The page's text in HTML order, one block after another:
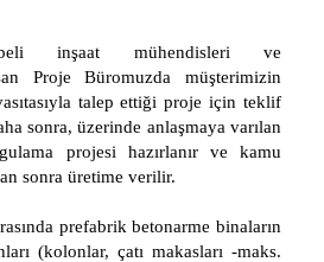
inşaat mühendisleri ve
Proje Büromuzda müşterimizin
talep ettiği proje için teklif
sonra, üzerinde anlaşmaya varılan
projesi hazırlanır ve kamu
sonra üretime verilir.
prefabrik betonarme binaların
(kolonlar, çatı makasları -maks.